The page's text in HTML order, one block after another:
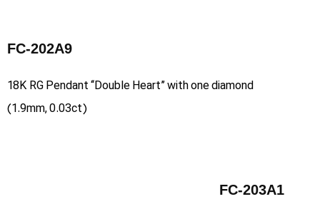
FC-202A9
18K RG Pendant “Double Heart” with one diamond
(1.9mm, 0.03ct)
FC-203A1